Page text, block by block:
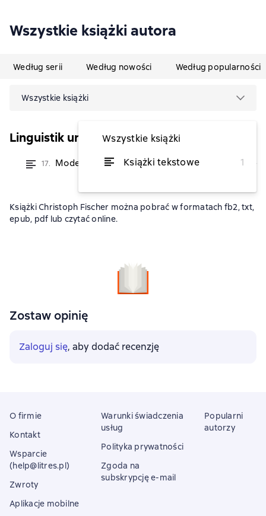
Wszystkie książki autora
Według serii Według nowości Według popularności
Wszystkie książki
Wszystkie książki
Książki tekstowe
1
Linguistik und Schule
17. Moderne Fremdsprachen: Englisch od 64,58 zł
Książki Christoph Fischer można pobrać w formatach fb2, txt,
epub, pdf lub czytać online.
Zostaw opinię
Zaloguj się, aby dodać recenzję
O firmie
Kontakt
Wsparcie
(help@litres.pl)
Zwroty
Aplikacje mobilne
Warunki świadczenia
usług
Polityka prywatności
Zgoda na
subskrypcję e-mail
Popularni
autorzy